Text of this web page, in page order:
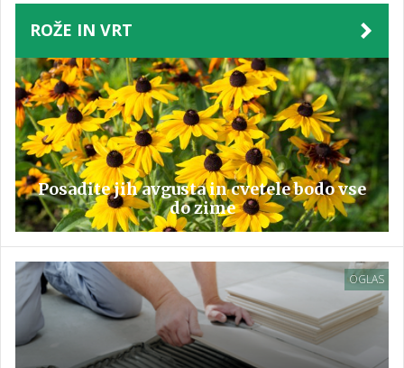
ROŽE IN VRT
Posadite jih avgusta in cvetele bodo vse
do zime
OGLAS